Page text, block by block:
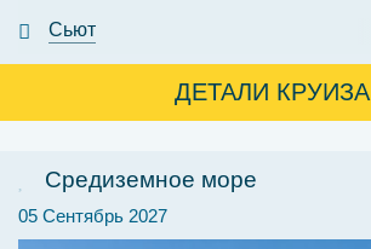
Сьют
ДЕТАЛИ КРУИЗА
Средиземное море
05 Сентябрь 2027